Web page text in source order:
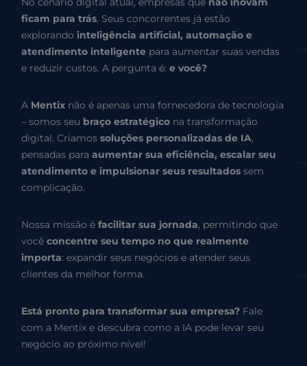
ficam para trás. Seus concorrentes já estão
explorando inteligência artificial, automação e
atendimento inteligente para aumentar suas vendas
e reduzir custos. A pergunta é:e você?
A Mentix não é apenas uma fornecedora de tecnologia
– somos seu braço estratégico na transformação
digital. Criamossoluções personalizadas de IA,
pensadas paraaumentar sua eficiência, escalar seu
atendimento e impulsionar seus resultados sem
complicação.
Nossa missão éfacilitar sua jornada, permitindo que
vocêconcentre seu tempo no que realmente
importa: expandir seus negócios e atender seus
clientes da melhor forma.
Está pronto para transformar sua empresa? Fale
com a Mentix e descubra como a IA pode levar seu
negócio ao próximo nível!